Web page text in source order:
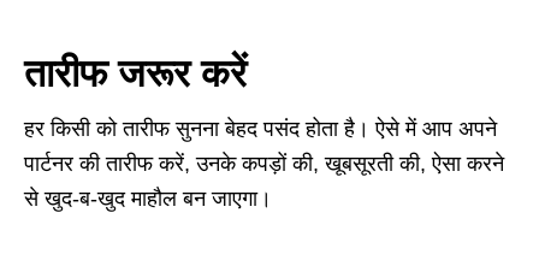
तारीफ जरूर करें
हर किसी को तारीफ सुनना बेहद पसंद होता है। ऐसे में आप अपने
पार्टनर की तारीफ करें, उनके कपड़ों की, खूबसूरती की, ऐसा करने
से खुद-ब-खुद माहौल बन जाएगा।